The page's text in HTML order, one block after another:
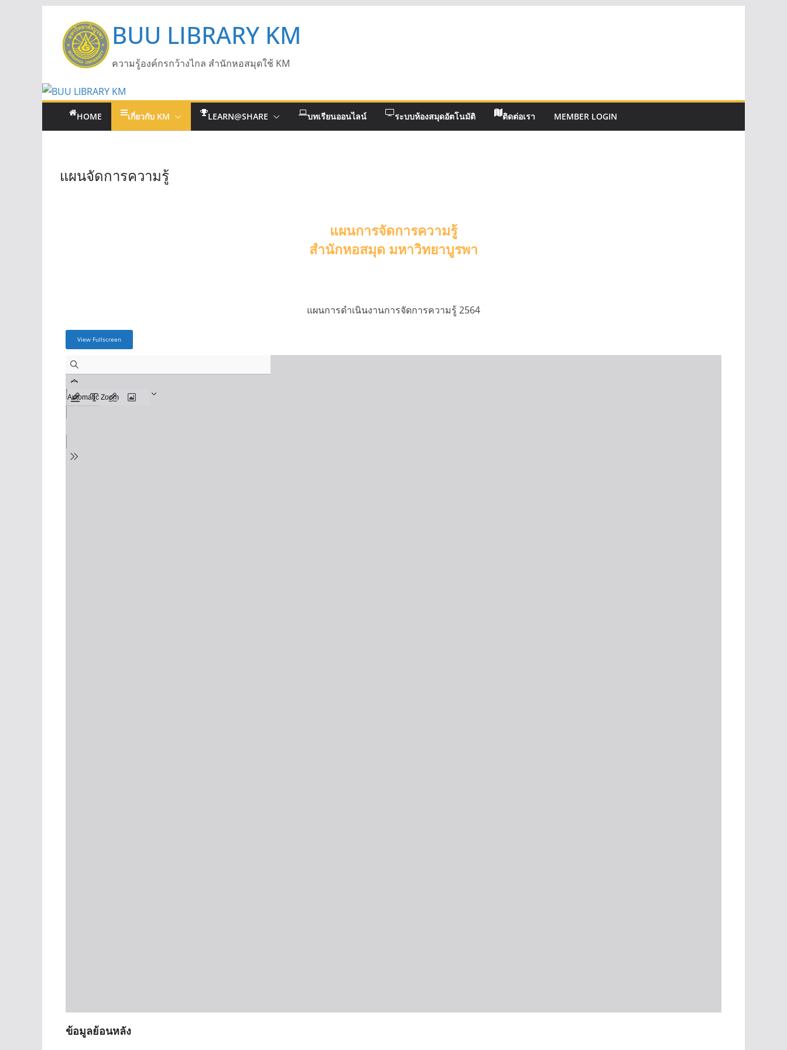
BUU LIBRARY KM
ความรู้องค์กรกว้างไกล สำนักหอสมุดใช้ KM
HOME เกี่ยวกับ KM LEARN@SHARE บทเรียนออนไลน์ ระบบห้องสมุดอัตโนมัติ ติดต่อเรา MEMBER LOGIN
แผนจัดการความรู้
แผนการจัดการความรู้
สำนักหอสมุด มหาวิทยาบูรพา
แผนการดำเนินงานการจัดการความรู้ 2564
View Fullscreen
ข้อมูลย้อนหลัง